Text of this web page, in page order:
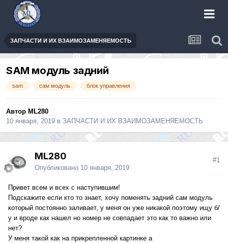
ЗАПЧАСТИ И ИХ ВЗАИМОЗАМЕНЯЕМОСТЬ
SAM модуль задний
sam сам модуль блок управления
Автор ML280
10 января, 2019 в ЗАПЧАСТИ И ИХ ВЗАИМОЗАМЕНЯЕМОСТЬ
ML280
Опубликовано 10 января, 2019
#1
Привет всем и всех с наступившим!
Подскажите если кто то знает, хочу поменять задний сам модуль
который постоянно заливает, у меня он уже никакой поэтому ищу б/
у и вроде как нашел но номер не совпадает это как то важно или
нет?
У меня такой как на прикрепленной картинке а